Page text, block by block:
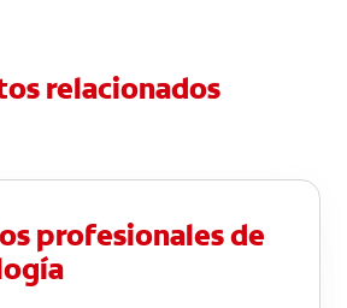
relacionados
profesionales de